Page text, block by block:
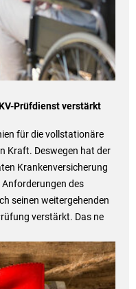
Prüfdienst verstärkt
für die vollstationäre
Kraft. Deswegen hat der
Krankenversicherung
des
seinen weitergehenden
verstärkt. Das ne